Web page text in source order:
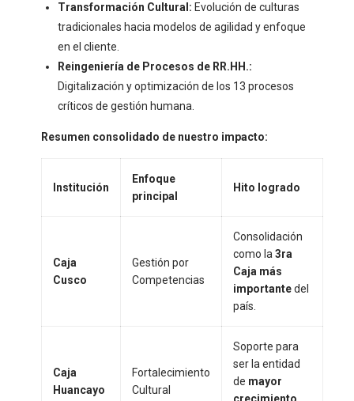
Transformación Cultural: Evolución de culturas
tradicionales hacia modelos de agilidad y enfoque
en el cliente.
Reingeniería de Procesos de RR.HH.:
Digitalización y optimización de los 13 procesos
críticos de gestión humana.
Resumen consolidado de nuestro impacto:
Institución
Enfoque
principal
Hito logrado
Caja
Cusco
Gestión por
Competencias
Consolidación
como la3ra
Caja más
importantedel
país.
Caja
Huancayo
Fortalecimiento
Cultural
Soporte para
ser la entidad
de mayor